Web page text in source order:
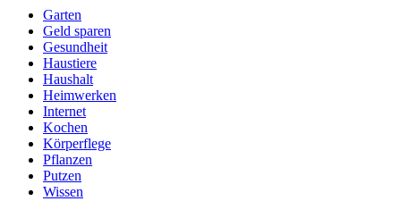
Garten
Geld sparen
Gesundheit
Haustiere
Haushalt
Heimwerken
Internet
Kochen
Körperflege
Pflanzen
Putzen
Wissen